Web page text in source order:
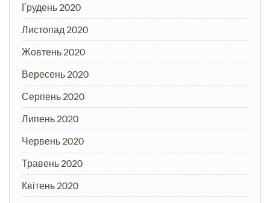
Грудень 2020
Листопад 2020
Жовтень 2020
Вересень 2020
Серпень 2020
Липень 2020
Червень 2020
Травень 2020
Квітень 2020